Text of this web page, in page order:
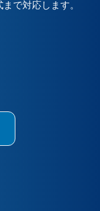
で対応します。